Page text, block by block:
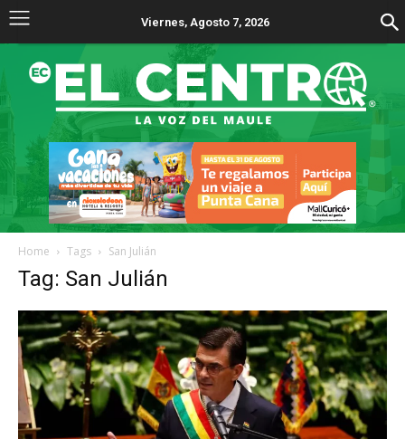
Viernes, Agosto 7, 2026
Home Tags San Julián
Tag: San Julián